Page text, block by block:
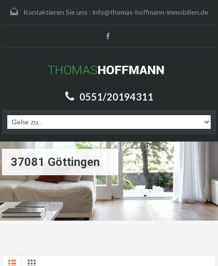
Kontaktieren Sie uns : info@thomas-hoffmann-immobilien.de
0551/20194311
37081 Göttingen